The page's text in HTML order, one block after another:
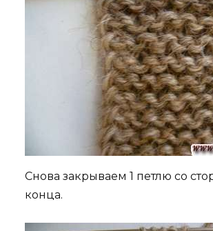
Снова закрываем 1 петлю со
конца.